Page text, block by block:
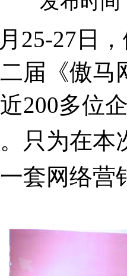
25-27日，
届《傲马
200多位
只为在本
套网络营